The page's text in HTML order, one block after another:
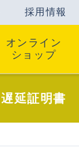
採用情報
オンライン
ショップ
遅延証明書